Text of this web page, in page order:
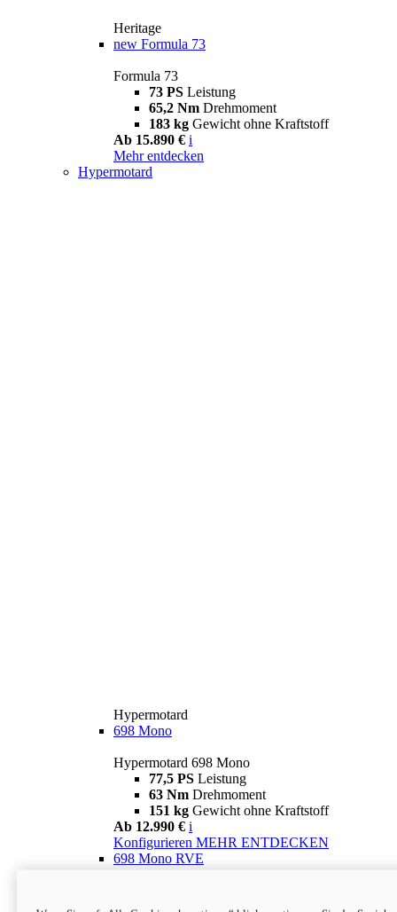
Heritage
new Formula 73
Formula 73
73 PS Leistung
65,2 Nm Drehmoment
183 kg Gewicht ohne Kraftstoff
Ab 15.890 € i
Mehr entdecken
Hypermotard
Hypermotard
698 Mono
Hypermotard 698 Mono
77,5 PS Leistung
63 Nm Drehmoment
151 kg Gewicht ohne Kraftstoff
Ab 12.990 € i
Konfigurieren MEHR ENTDECKEN
698 Mono RVE
77,5 PS
Leistung